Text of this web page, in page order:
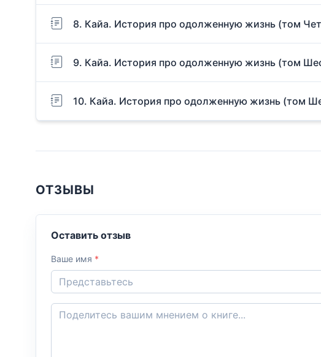
8. Кайа. История про одолженную жизнь (том
9. Кайа. История про одолженную жизнь (том
10. Кайа. История про одолженную жизнь (том
ОТЗЫВЫ
Оставить отзыв
Ваше имя *